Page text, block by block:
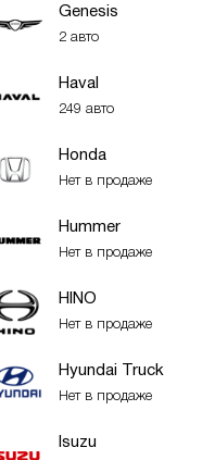
Genesis
2 авто
Haval
249 авто
Honda
Нет в продаже
Hummer
Нет в продаже
HINO
Нет в продаже
Hyundai Truck
Нет в продаже
Isuzu